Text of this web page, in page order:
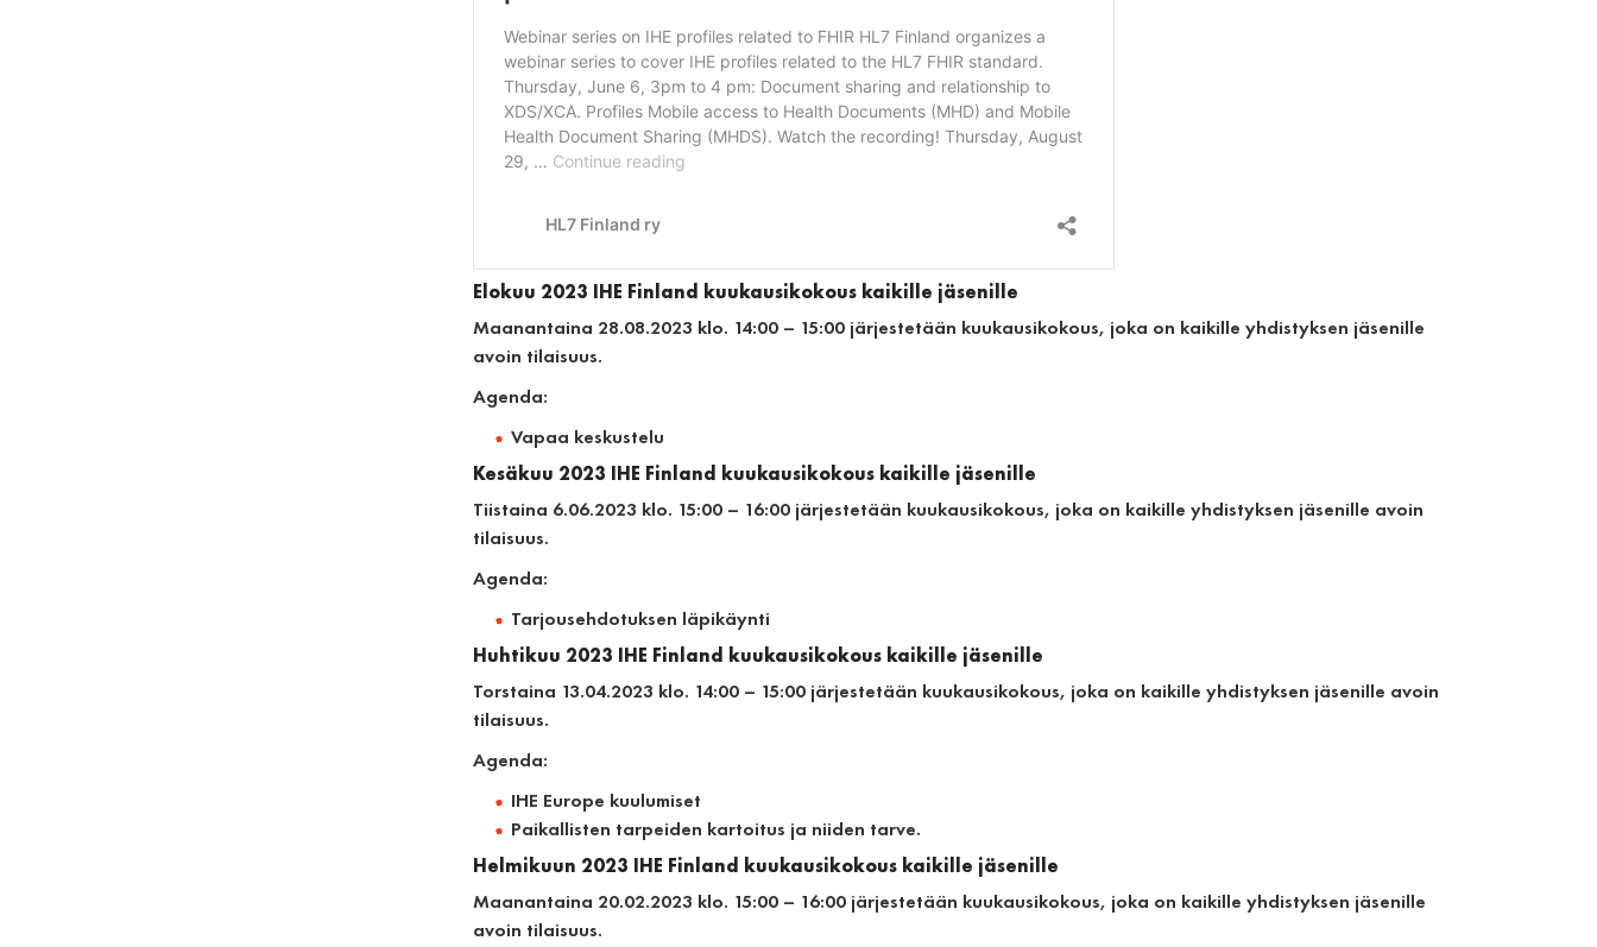
Elokuu 2023 IHE Finland kuukausikokous kaikille jäsenille
Maanantaina 28.08.2023 klo. 14:00 – 15:00 järjestetään kuukausikokous, joka on kaikille yhdistyksen jäsenille
avoin tilaisuus.
Agenda:
Vapaa keskustelu
Kesäkuu 2023 IHE Finland kuukausikokous kaikille jäsenille
Tiistaina 6.06.2023 klo. 15:00 – 16:00 järjestetään kuukausikokous, joka on kaikille yhdistyksen jäsenille avoin
tilaisuus.
Agenda:
Tarjousehdotuksen läpikäynti
Huhtikuu 2023 IHE Finland kuukausikokous kaikille jäsenille
Torstaina 13.04.2023 klo. 14:00 – 15:00 järjestetään kuukausikokous, joka on kaikille yhdistyksen jäsenille avoin
tilaisuus.
Agenda:
IHE Europe kuulumiset
Paikallisten tarpeiden kartoitus ja niiden tarve.
Helmikuun 2023 IHE Finland kuukausikokous kaikille jäsenille
Maanantaina 20.02.2023 klo. 15:00 – 16:00 järjestetään kuukausikokous, joka on kaikille yhdistyksen jäsenille
avoin tilaisuus.